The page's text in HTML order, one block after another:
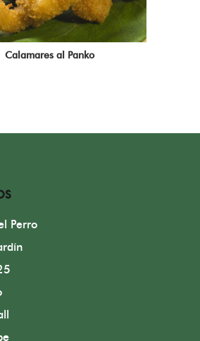
Calamares al Panko
Perro